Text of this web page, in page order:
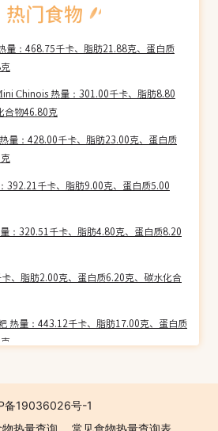
量：468.75千卡、脂肪21.88克、蛋白质
Chinois 热量：301.00千卡、脂肪8.80
合物46.80克
量：428.00千卡、脂肪23.00克、蛋白质
392.21千卡、脂肪9.00克、蛋白质5.00
：320.51千卡、脂肪4.80克、蛋白质8.20
、脂肪2.00克、蛋白质6.20克、碳水化合
热量：443.12千卡、脂肪17.00克、蛋白质
卡、脂肪1.00克、蛋白质11.90克、碳水化
备19036026号-1